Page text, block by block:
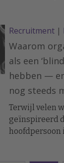
over
en uitleg
doen er goed
wederhoor toe
stellen.
Recruitment |
Waarom
als een
hebben —
nog steeds
Terwijl velen
geïnspireerd
hoofdpersoon